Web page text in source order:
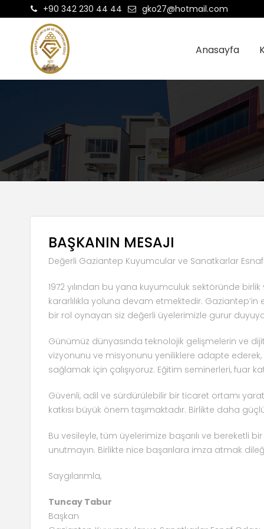
+90 342 230 44 44 gko27@hotmail.com
Anasayfa
BAŞKANIN MESAJI
Değerli Gaziantep Kuyumcular ve Sanatkarlar Esnaf
1972 yılından bu yana kuyumculuk sektöründe
kararlılıkla yoluna devam etmektedir.
bir rol oynayan siz değerli üyelerimizle gurur
Günümüz dünyasında teknolojik gelişmelerin ve
vizyonunu ve misyonunu yeniliklere adapte
sağlamak için çalışıyoruz. Eğitim seminerleri, fuar
Güvenli, adil ve sürdürülebilir bir ticaret ortamı
katkısı büyük önem taşımaktadır. Birlikte daha
Bu vesileyle, tüm üyelerimize başarılı ve bereketli
unutmayın. Birlikte nice başarılara imza atmak
Saygılarımla,
Tuncay Tabur
Başkan